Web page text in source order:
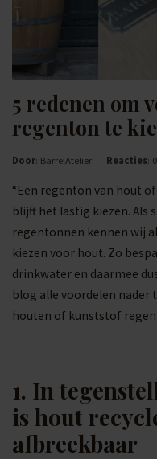
5 redenen om
regenton te
Door: BarrelAtelier Reacties: 0
“Een regenton van hout
blijft het lastig kiezen. Als
regentonnen kennen wij
kiezen voor hout. Zo
drinkwater en daarmee
blog alle voordelen nader
houten of kunststof
1. In
is hout
afbreekbaar